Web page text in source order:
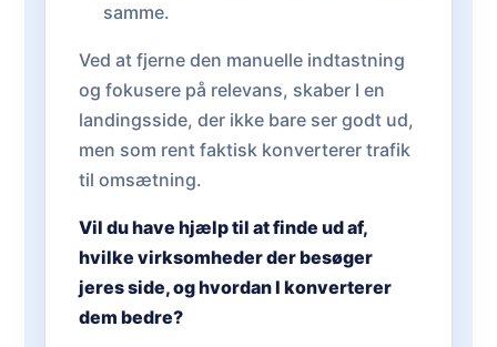
samme.
Ved at fjerne den manuelle indtastning
og fokusere på relevans, skaber I en
landingsside, der ikke bare ser godt ud,
men som rent faktisk konverterer trafik
til omsætning.
Vil du have hjælp til at finde ud af,
hvilke virksomheder der besøger
jeres side, og hvordan I konverterer
dem bedre?